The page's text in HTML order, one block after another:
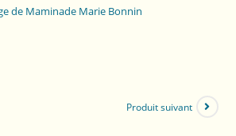
de Maminade Marie Bonnin
Produit suivant